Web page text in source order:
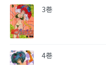
3巻
4巻